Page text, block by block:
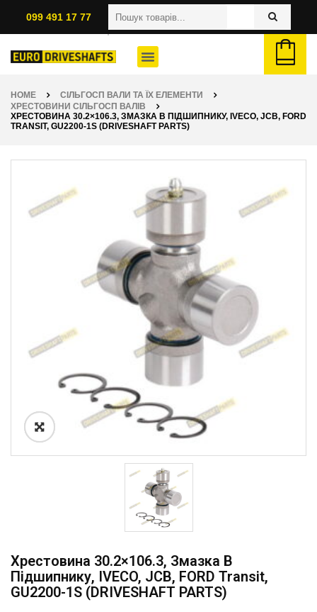
099 491 17 77
HOME
СІЛЬГОСП ВАЛИ ТА ЇХ ЕЛЕМЕНТИ
ХРЕСТОВИНИ СІЛЬГОСП ВАЛІВ
ХРЕСТОВИНА 30.2×106.3, ЗМАЗКА В ПІДШИПНИКУ, IVECO, JCB, FORD
TRANSIT, GU2200-1S (DRIVESHAFT PARTS)
Хрестовина 30.2×106.3, Змазка В
Підшипнику, IVECO, JCB, FORD Transit,
GU2200-1S (DRIVESHAFT PARTS)